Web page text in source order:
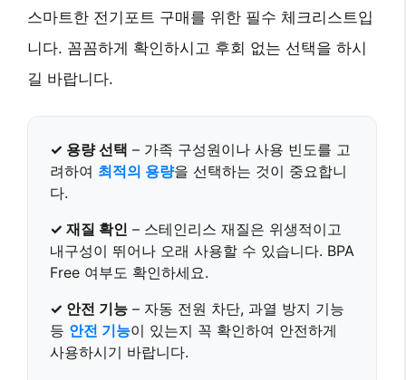
스마트한 전기포트 구매를 위한 필수 체크리스트입
니다. 꼼꼼하게 확인하시고 후회 없는 선택을 하시
길 바랍니다.
✓ 용량 선택 – 가족 구성원이나 사용 빈도를 고
려하여 최적의 용량을 선택하는 것이 중요합니
다.
✓ 재질 확인 – 스테인리스 재질은 위생적이고
내구성이 뛰어나 오래 사용할 수 있습니다. BPA
Free 여부도 확인하세요.
✓ 안전 기능 – 자동 전원 차단, 과열 방지 기능
등 안전 기능이 있는지 꼭 확인하여 안전하게
사용하시기 바랍니다.